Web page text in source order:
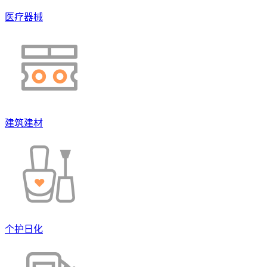
医疗器械
建筑建材
个护日化